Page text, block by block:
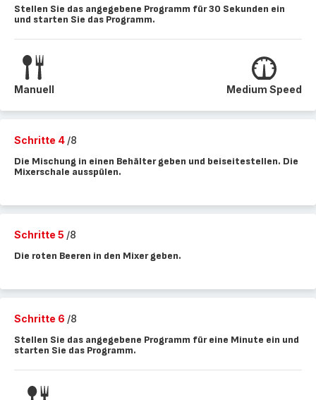
Stellen Sie das angegebene Programm für 30 Sekunden ein
und starten Sie das Programm.
Manuell Medium Speed
Schritte 4 /8
Die Mischung in einen Behälter geben und beiseitestellen. Die
Mixerschale ausspülen.
Schritte 5 /8
Die roten Beeren in den Mixer geben.
Schritte 6 /8
Stellen Sie das angegebene Programm für eine Minute ein und
starten Sie das Programm.